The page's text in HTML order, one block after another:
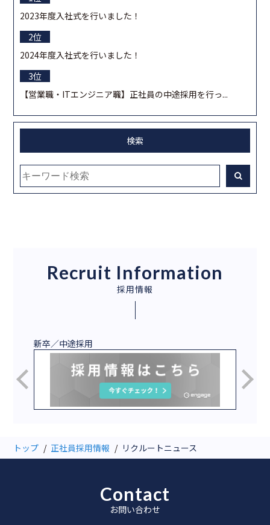
2023年度入社式を行いました！
2024年度入社式を行いました！
【営業職・ITエンジニア職】正社員の中途採用を行っ...
検索
Recruit Information
採用情報
新卒／中途採用
トップ 正社員採用情報 リクルートニュース
Contact
お問い合わせ